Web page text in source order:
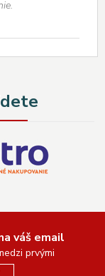
váš email
prvými